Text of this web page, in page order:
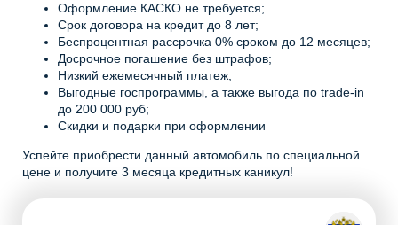
Оформление КАСКО не требуется;
Срок договора на кредит до 8 лет;
Беспроцентная рассрочка 0% сроком до 12 месяцев;
Досрочное погашение без штрафов;
Низкий ежемесячный платеж;
Выгодные госпрограммы, а также выгода по trade-in
до 200 000 руб;
Скидки и подарки при оформлении
Успейте приобрести данный автомобиль по специальной
цене и получите 3 месяца кредитных каникул!